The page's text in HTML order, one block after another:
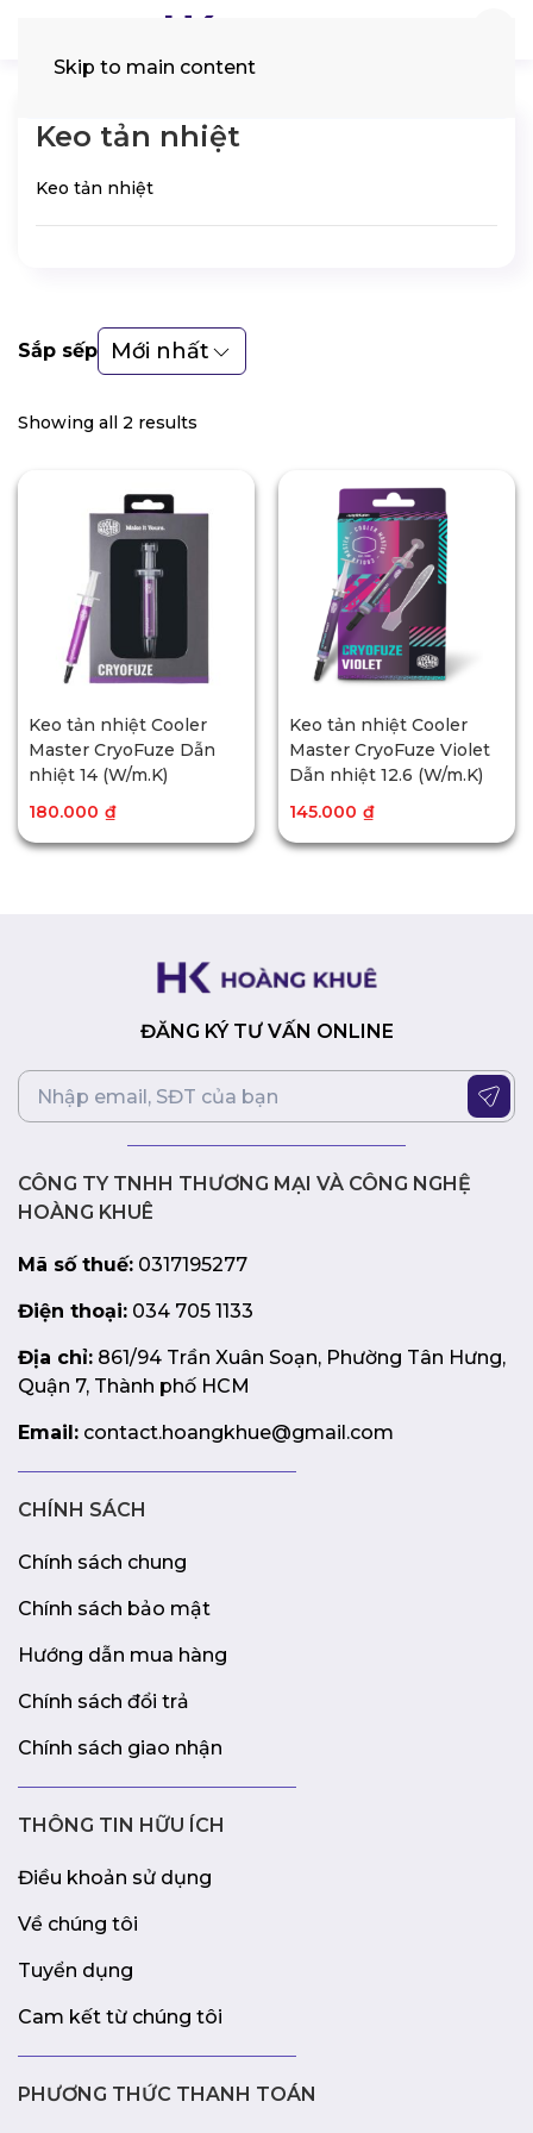
Skip to main content
Keo tản nhiệt
Keo tản nhiệt
Sắp sếp Mới nhất
Showing all 2 results
Keo tản nhiệt Cooler
Master CryoFuze Dẫn
nhiệt 14 (W/m.K)
180.000 ₫
Keo tản nhiệt Cooler
Master CryoFuze Violet
Dẫn nhiệt 12.6 (W/m.K)
145.000 ₫
ĐĂNG KÝ TƯ VẤN ONLINE
CÔNG TY TNHH THƯƠNG MẠI VÀ CÔNG NGHỆ
HOÀNG KHUÊ
Mã số thuế: 0317195277
Điện thoại: 034 705 1133
Địa chỉ: 861/94 Trần Xuân Soạn, Phường Tân Hưng,
Quận 7, Thành phố HCM
Email: contact.hoangkhue@gmail.com
CHÍNH SÁCH
Chính sách chung
Chính sách bảo mật
Hướng dẫn mua hàng
Chính sách đổi trả
Chính sách giao nhận
THÔNG TIN HỮU ÍCH
Điều khoản sử dụng
Về chúng tôi
Tuyển dụng
Cam kết từ chúng tôi
PHƯƠNG THỨC THANH TOÁN